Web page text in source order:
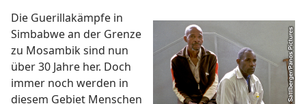
Die Guerillakämpfe in
Simbabwe an der Grenze
zu Mosambik sind nun
über 30 Jahre her. Doch
immer noch werden in
diesem Gebiet Menschen